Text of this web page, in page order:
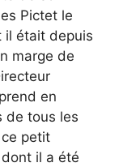
Pictet le
il était depuis
marge de
en
de tous les
petit
il a été